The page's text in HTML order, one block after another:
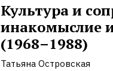
Культура и
инакомыслие
(1968–1988)
Татьяна Островская